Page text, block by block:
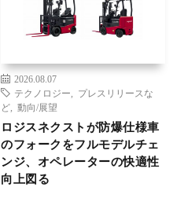
2026.08.07
テクノロジー
プレスリリースな
ど
動向/展望
ロジスネクストが防爆仕様車
のフォークをフルモデルチェ
ンジ、オペレーターの快適性
向上図る